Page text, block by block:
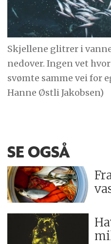
Skjellene glitrer i
nedover. Ingen vet
svømte samme vei for
Hanne Østli Jakobsen)
SE OGSÅ